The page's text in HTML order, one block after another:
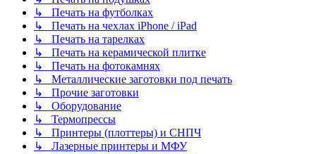
↳ Печать на футболках
↳ Печать на чехлах iPhone / iPad
↳ Печать на тарелках
↳ Печать на керамической плитке
↳ Печать на фотокамнях
↳ Металлические заготовки под печать
↳ Прочие заготовки
↳ Оборудование
↳ Термопрессы
↳ Принтеры (плоттеры) и СНПЧ
↳ Лазерные принтеры и МФУ